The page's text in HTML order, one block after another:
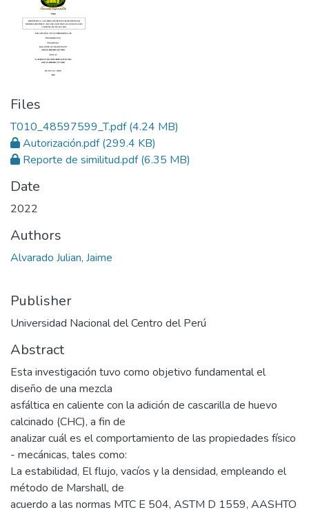
Files
T010_48597599_T.pdf(4.24 MB)
Autorización.pdf(299.4 KB)
Reporte de similitud.pdf(6.35 MB)
Date
2022
Authors
Alvarado Julian, Jaime
Publisher
Universidad Nacional del Centro del Perú
Abstract
Esta investigación tuvo como objetivo fundamental el
diseño de una mezcla
asfáltica en caliente con la adición de cascarilla de huevo
calcinado (CHC), a fin de
analizar cuál es el comportamiento de las propiedades físico
- mecánicas, tales como:
La estabilidad, El flujo, vacíos y la densidad, empleando el
método de Marshall, de
acuerdo a las normas MTC E 504, ASTM D 1559, AASHTO